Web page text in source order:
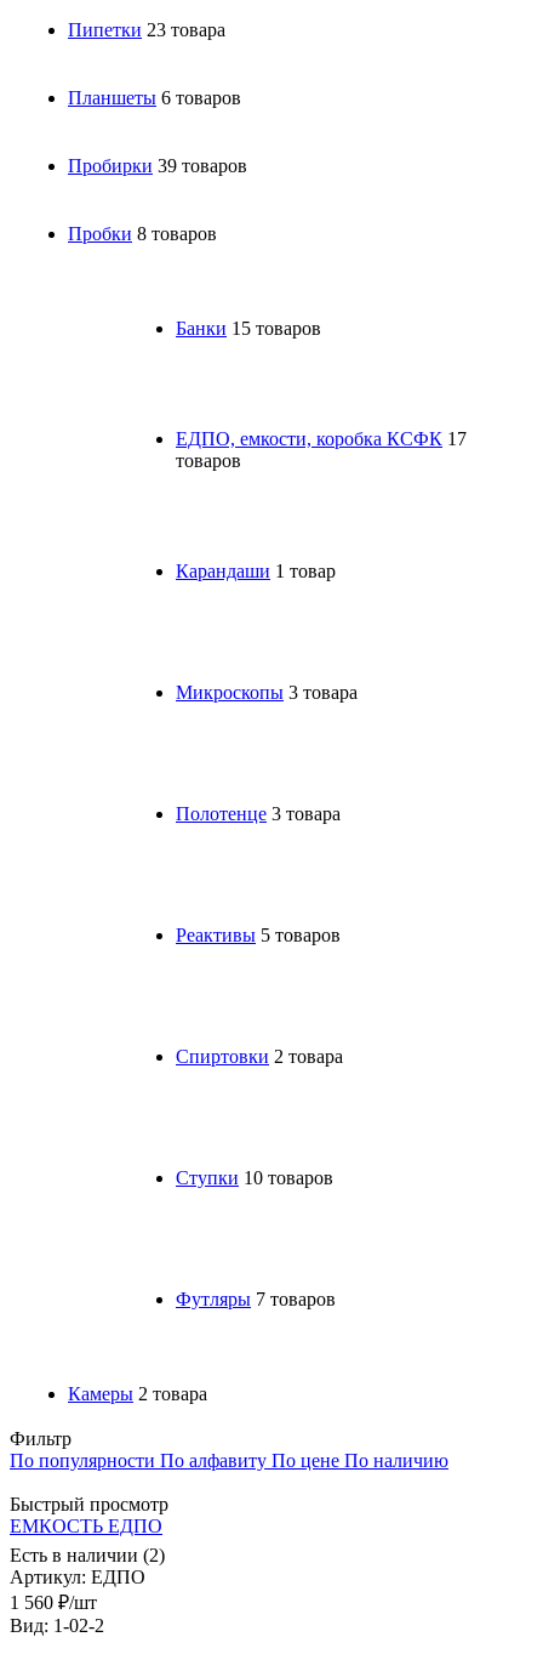
Пипетки 23 товара
Планшеты 6 товаров
Пробирки 39 товаров
Пробки 8 товаров
Банки 15 товаров
ЕДПО, емкости, коробка КСФК 17
товаров
Карандаши 1 товар
Микроскопы 3 товара
Полотенце 3 товара
Реактивы 5 товаров
Спиртовки 2 товара
Ступки 10 товаров
Футляры 7 товаров
Камеры 2 товара
Фильтр
По популярности По алфавиту По цене По наличию
Быстрый просмотр
ЕМКОСТЬ ЕДПО
Есть в наличии (2)
Артикул: ЕДПО
1 560 ₽/шт
Вид: 1-02-2